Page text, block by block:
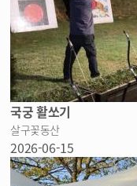
국궁 활쏘기
살구꽃동산
2026-06-15